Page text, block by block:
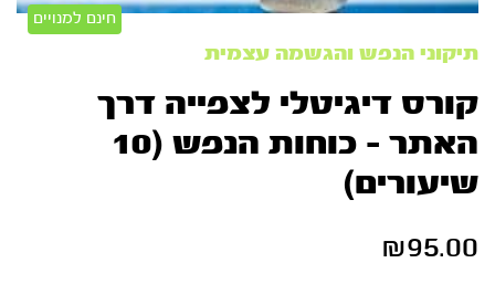
חינם למנויים
תיקוני הנפש והגשמה עצמית
קורס דיגיטלי לצפייה דרך
האתר – כוחות הנפש (10
שיעורים)
₪95.00